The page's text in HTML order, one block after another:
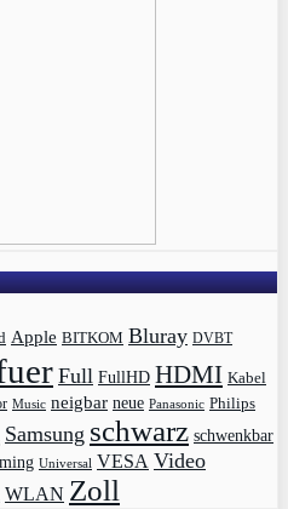
Apple BITKOM Bluray DVBT
Full FullHD HDMI Kabel
Music neigbar neue Panasonic Philips
Samsung schwarz schwenkbar
Universal VESA Video
WLAN Zoll